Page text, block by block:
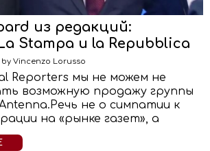
из редакций:
Stampa и la Repubblica
by Vincenzo Lorusso
Reporters мы не можем не
возможную продажу группы
не о симпатии к
на «рынке газет», а